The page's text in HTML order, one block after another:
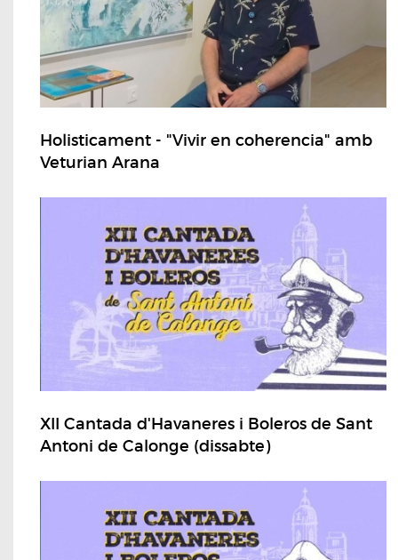
Holisticament - "Vivir en coherencia" amb
Veturian Arana
XII Cantada d'Havaneres i Boleros de Sant
Antoni de Calonge (dissabte)